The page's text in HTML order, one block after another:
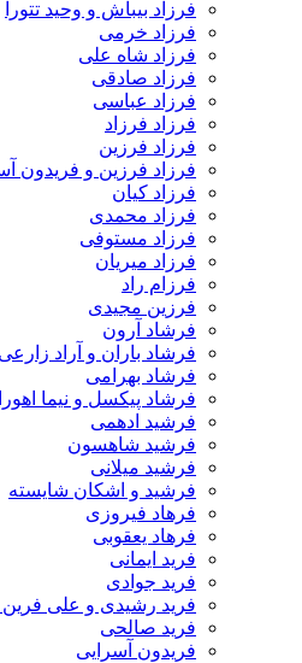
فرزاد بیباش و وحید تتورا
فرزاد خرمی
فرزاد شاه علی
فرزاد صادقی
فرزاد عباسی
فرزاد فرزاد
فرزاد فرزین
فرزاد فرزین و فریدون آسرایی
فرزاد کیان
فرزاد محمدی
فرزاد مستوفی
فرزاد میریان
فرزام راد
فرزین مجیدی
فرشاد آرون
فرشاد باران و آراد زارعی
فرشاد بهرامی
فرشاد پیکسل و نیما اهورا
فرشید ادهمی
فرشید شاهسون
فرشید میلانی
فرشید و اشکان شایسته
فرهاد فیروزی
فرهاد یعقوبی
فرید ایمانی
فرید جوادی
فرید رشیدی و علی فرین کیا
فرید صالحی
فریدون آسرایی